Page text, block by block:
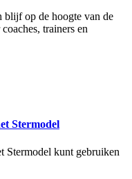
blijf op de hoogte van de
trainers en
Stermodel
Stermodel kunt gebruiken